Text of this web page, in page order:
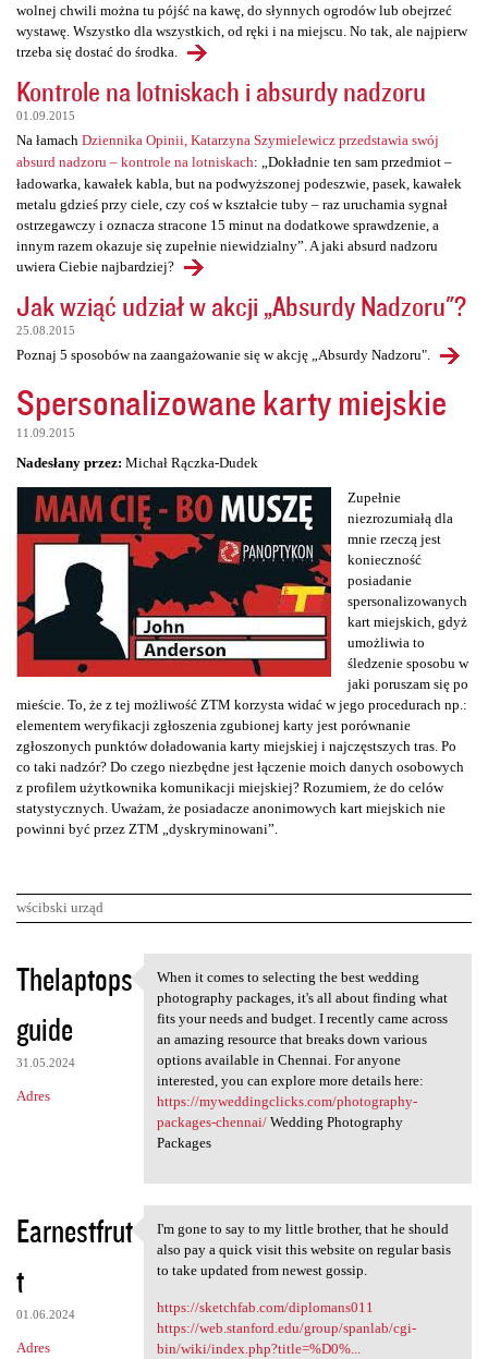
wolnej chwili można tu pójść na kawę, do słynnych ogrodów lub obejrzeć
wystawę. Wszystko dla wszystkich, od ręki i na miejscu. No tak, ale najpierw
trzeba się dostać do środka.
Kontrole na lotniskach i absurdy nadzoru
01.09.2015
Na łamach Dziennika Opinii, Katarzyna Szymielewicz przedstawia swój
absurd nadzoru – kontrole na lotniskach: „Dokładnie ten sam przedmiot –
ładowarka, kawałek kabla, but na podwyższonej podeszwie, pasek, kawałek
metalu gdzieś przy ciele, czy coś w kształcie tuby – raz uruchamia sygnał
ostrzegawczy i oznacza stracone 15 minut na dodatkowe sprawdzenie, a
innym razem okazuje się zupełnie niewidzialny”. A jaki absurd nadzoru
uwiera Ciebie najbardziej?
Jak wziąć udział w akcji „Absurdy Nadzoru"?
25.08.2015
Poznaj 5 sposobów na zaangażowanie się w akcję „Absurdy Nadzoru".
Spersonalizowane karty miejskie
11.09.2015
Nadesłany przez: Michał Rączka-Dudek
Zupełnie
niezrozumiałą dla
mnie rzeczą jest
konieczność
posiadanie
spersonalizowanych
kart miejskich, gdyż
umożliwia to
śledzenie sposobu w
jaki poruszam się po
mieście. To, że z tej możliwość ZTM korzysta widać w jego procedurach np.:
elementem weryfikacji zgłoszenia zgubionej karty jest porównanie
zgłoszonych punktów doładowania karty miejskiej i najczęstszych tras. Po
co taki nadzór? Do czego niezbędne jest łączenie moich danych osobowych
z profilem użytkownika komunikacji miejskiej? Rozumiem, że do celów
statystycznych. Uważam, że posiadacze anonimowych kart miejskich nie
powinni być przez ZTM „dyskryminowani”.
wścibski urząd
K
o
m
e
n
z
e
Thelaptops
guide
31.05.2024
Adres
When it comes to selecting
When it comes to selecting the best wedding
photography packages, it's all about finding what
fits your needs and budget. I recently came across
an amazing resource that breaks down various
options available in Chennai. For anyone
interested, you can explore more details here:
https://myweddingclicks.com/photography-
packages-chennai/Wedding Photography
Packages
Earnestfrut
t
01.06.2024
Adres
I'm gone to say to my little
I'm gone to say to my little brother, that he should
also pay a quick visit this website on regular basis
to take updated from newest gossip.
https://sketchfab.com/diplomans011
https://web.stanford.edu/group/spanlab/cgi-
bin/wiki/index.php?title=%D0%...